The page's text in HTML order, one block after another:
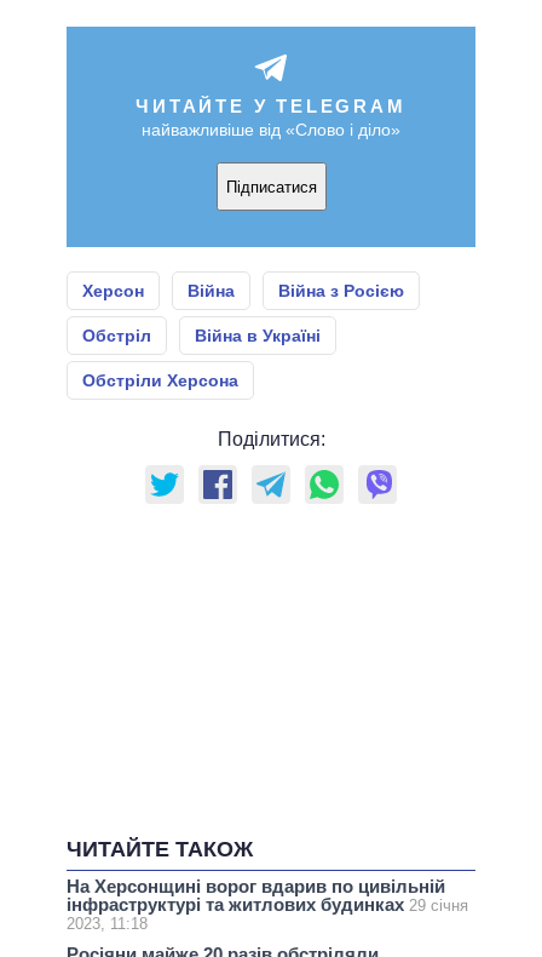
ЧИТАЙТЕ У TELEGRAM
найважливіше від «Слово і діло»
Підписатися
Херсон Війна Війна з Росією
Обстріл Війна в Україні
Обстріли Херсона
Поділитися:
ЧИТАЙТЕ ТАКОЖ
На Херсонщині ворог вдарив по цивільній
інфраструктурі та житлових будинках 29 січня
2023, 11:18